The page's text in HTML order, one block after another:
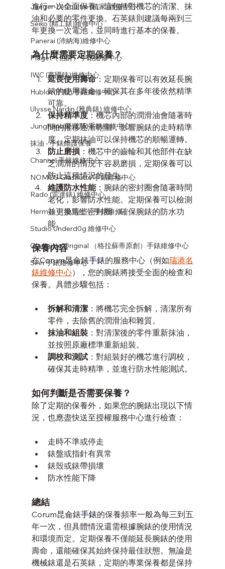
Jaeger-LeCoultre (積家)維修中心
Seiko (精工錶)維修中心
Panerai (沛納海)維修中心
Piaget（伯爵）手錶維修中心
IWC (萬國錶)維修中心
Hublot (宇舶) 手錶維修中心
Ulysse Nardin (雅典錶) 維修中心
Junghans(榮漢斯)手錶維修中心
抹油 - 手錶維護保養
Channel 手錶維修中心
NOMOS Glashütte 手錶維修中心
Rado (雷達錶) 維修中心
Hermès （愛馬仕 ）手錶維修
Studio Underd0g 維修中心
Glashütte Original （格拉蘇蒂原創）手錶維修中心
Sinn 手錶維修中心
進行一次全面保養。這包括對機芯的清潔、抹
油和必要的零件更換。石英錶則建議每兩到三
年更換一次電池，並同時進行基本的保養。
為什麼需要定期保養？
延長使用壽命：定期保養可以有效延長腕
錶的使用壽命，確保其在多年後依然精準
可靠。
保持精準度：機芯內部的潤滑油會隨著時
間的推移逐漸乾涸，影響腕錶的走時精準
度。定期抹油可以保持機芯的順暢運轉。
防止磨損 ：機芯中的齒輪和其他部件在缺
乏潤滑的情況下容易磨損，定期保養可以
防止這種情況的發生。
維護防水性能：腕錶的密封圈會隨著時間
老化，影響防水性能。定期保養可以檢測
並更換這些密封圈，確保腕錶的防水功
能。
保養內容
在Corum昆侖錶手錶的服務中心（例如瑞港名
錶維修中心），您的腕錶將接受全面的檢查和
保養。具體步驟包括：
拆解和清潔：將機芯完全拆解，清潔所有
零件，去除舊的潤滑油和雜質。
抹油和組裝：對清潔後的零件重新抹油，
並按照原廠標準重新組裝。
調校和測試：對組裝好的機芯進行調校，
確保其走時精準，並進行防水性能測試。
如何判斷是否需要保養？
除了定期的保養外，如果您的腕錶出現以下情
況，也應盡快送至授權服務中心進行檢查：
走時不準或停走
錶盤或指針有異常
錶殼或錶帶損壞
防水性能下降
總結
Corum昆侖錶手錶的保養頻率一般為每三到五
年一次，但具體情況還需根據腕錶的使用情況
和環境而定。定期保養不僅能延長腕錶的使用
壽命，還能確保其始終保持最佳狀態。無論是
機械錶還是石英錶，定期的專業保養都是保持